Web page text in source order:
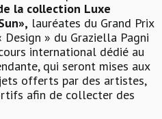
la collection Luxe
lauréates du Grand Prix
» du Graziella Pagni
international dédié au
qui seront mises aux
offerts par des artistes,
afin de collecter des